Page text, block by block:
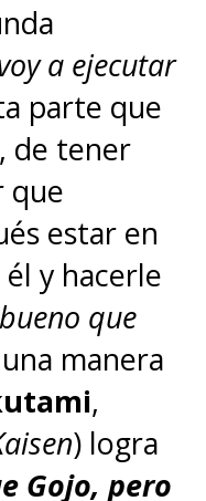
a ejecutar
parte que
de tener
que
estar en
y hacerle
que
manera
,
) logra
Gojo, pero